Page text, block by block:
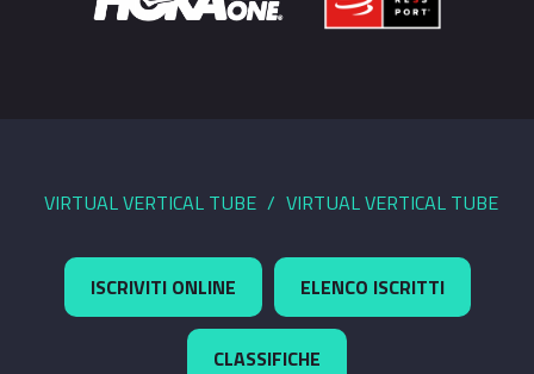
VIRTUAL VERTICAL TUBE VIRTUAL VERTICAL TUBE
ISCRIVITI ONLINE ELENCO ISCRITTI
CLASSIFICHE